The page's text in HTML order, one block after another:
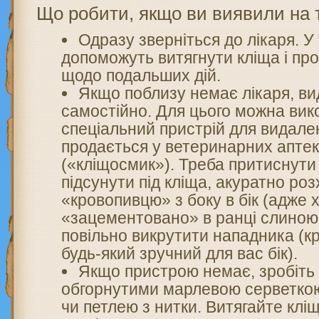
Що робити, якщо ви виявили на
Одразу зверніться до лікаря.
допоможуть витягнути кліща і
щодо подальших дій.
Якщо поблизу немає лікаря,
самостійно. Для цього можна
спеціальний пристрій для
продається у ветеринарних
(«кліщосмик»). Треба притиснути
підсунути під кліща, акуратно
«кровопивцю» з боку в бік (адже
«зацементовано» в ранці
повільно викрутити нападника
будь-який зручний для вас бік).
Якщо пристрою немає,
обгорнутими марлевою
чи петлею з нитки. Витягайте